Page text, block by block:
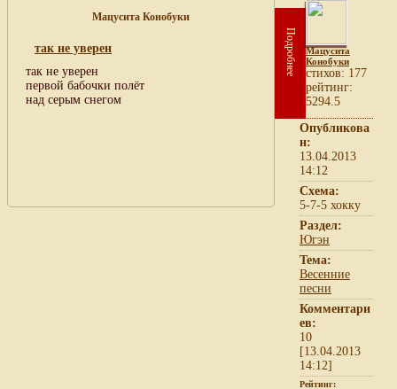
Мацусита Конобуки
так не уверен
так не уверен
первой бабочки полёт
над серым снегом
Подробнее
Мацусита
Конобуки
cтихов: 177
рейтинг:
5294.5
Опубликова
н:
13.04.2013
14:12
Схема:
5-7-5 хокку
Раздел:
Югэн
Тема:
Весенние
песни
Комментари
ев:
10
[13.04.2013
14:12]
Рейтинг: